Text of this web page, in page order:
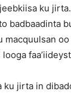
ku
badbaadinta
macquulsan
ku jirta in